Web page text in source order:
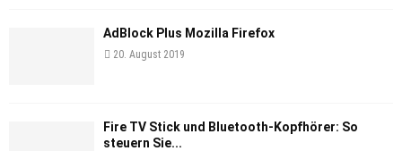
AdBlock Plus Mozilla Firefox
20. August 2019
Fire TV Stick und Bluetooth-Kopfhörer: So
steuern Sie...